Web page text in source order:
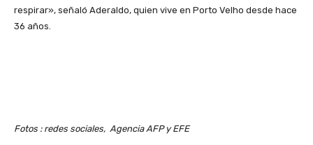
respirar», señaló Aderaldo, quien vive en Porto Velho desde hace
36 años.
Fotos : redes sociales, Agencia AFP y EFE